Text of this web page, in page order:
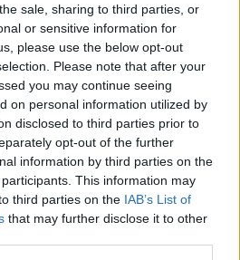
sale, sharing to third parties, or
or sensitive information for
please use the below opt-out
Please note that after your
you may continue seeing
on personal information utilized by
disclosed to third parties prior to
opt-out of the further
information by third parties on the
participants. This information may
third parties on the IAB’s List of
that may further disclose it to other